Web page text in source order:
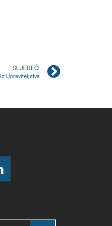
SLJEDEĆI
Iz Upraviteljstva